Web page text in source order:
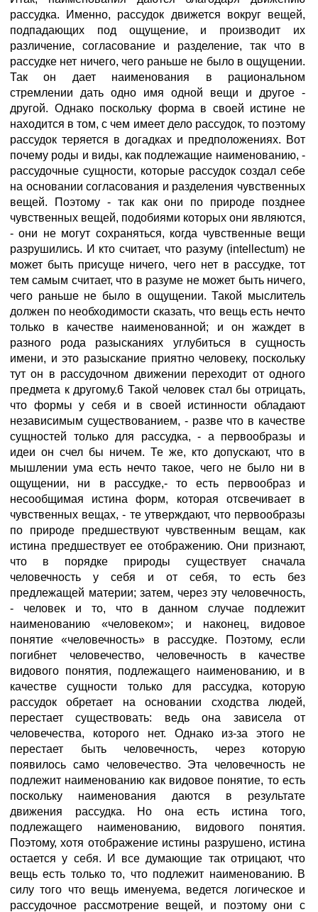
рассудка. Именно, рассудок движется вокруг вещей,
подпадающих под ощущение, и производит их
различение, согласование и разделение, так что в
рассудке нет ничего, чего раньше не было в ощущении.
Так он дает наименования в рациональном
стремлении дать одно имя одной вещи и другое -
другой. Однако поскольку форма в своей истине не
находится в том, с чем имеет дело рассудок, то поэтому
рассудок теряется в догадках и предположениях. Вот
почему роды и виды, как подлежащие наименованию, -
рассудочные сущности, которые рассудок создал себе
на основании согласования и разделения чувственных
вещей. Поэтому - так как они по природе позднее
чувственных вещей, подобиями которых они являются,
- они не могут сохраняться, когда чувственные вещи
разрушились. И кто считает, что разуму (intellectum) не
может быть присуще ничего, чего нет в рассудке, тот
тем самым считает, что в разуме не может быть ничего,
чего раньше не было в ощущении. Такой мыслитель
должен по необходимости сказать, что вещь есть нечто
только в качестве наименованной; и он жаждет в
разного рода разысканиях углубиться в сущность
имени, и это разыскание приятно человеку, поскольку
тут он в рассудочном движении переходит от одного
предмета к другому.6 Такой человек стал бы отрицать,
что формы у себя и в своей истинности обладают
независимым существованием, - разве что в качестве
сущностей только для рассудка, - а первообразы и
идеи он счел бы ничем. Те же, кто допускают, что в
мышлении ума есть нечто такое, чего не было ни в
ощущении, ни в рассудке,- то есть первообраз и
несообщимая истина форм, которая отсвечивает в
чувственных вещах, - те утверждают, что первообразы
по природе предшествуют чувственным вещам, как
истина предшествует ее отображению. Они признают,
что в порядке природы существует сначала
человечность у себя и от себя, то есть без
предлежащей материи; затем, через эту человечность,
- человек и то, что в данном случае подлежит
наименованию «человеком»; и наконец, видовое
понятие «человечность» в рассудке. Поэтому, если
погибнет человечество, человечность в качестве
видового понятия, подлежащего наименованию, и в
качестве сущности только для рассудка, которую
рассудок обретает на основании сходства людей,
перестает существовать: ведь она зависела от
человечества, которого нет. Однако из-за этого не
перестает быть человечность, через которую
появилось само человечество. Эта человечность не
подлежит наименованию как видовое понятие, то есть
поскольку наименования даются в результате
движения рассудка. Но она есть истина того,
подлежащего наименованию, видового понятия.
Поэтому, хотя отображение истины разрушено, истина
остается у себя. И все думающие так отрицают, что
вещь есть только то, что подлежит наименованию. В
силу того что вещь именуема, ведется логическое и
рассудочное рассмотрение вещей, и поэтому они с